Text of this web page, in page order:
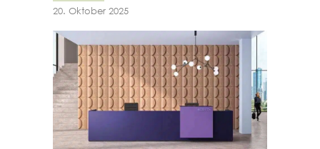
20. Oktober 2025